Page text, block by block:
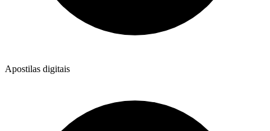
Apostilas digitais